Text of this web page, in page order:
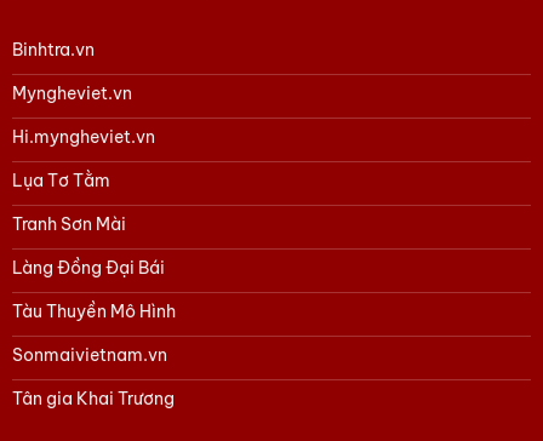
Binhtra.vn
Myngheviet.vn
Hi.myngheviet.vn
Lụa Tơ Tằm
Tranh Sơn Mài
Làng Đồng Đại Bái
Tàu Thuyền Mô Hình
Sonmaivietnam.vn
Tân gia Khai Trương